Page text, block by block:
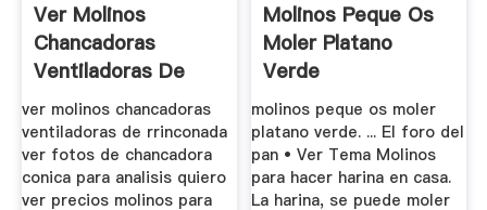
Ver Molinos
Chancadoras
Ventiladoras De
Rrinconada
ver molinos chancadoras
ventiladoras de rrinconada
ver fotos de chancadora
conica para analisis quiero
ver precios molinos para
Molinos Peque Os
Moler Platano
Verde
molinos peque os moler
platano verde. ... El foro del
pan • Ver Tema Molinos
para hacer harina en casa.
La harina, se puede moler